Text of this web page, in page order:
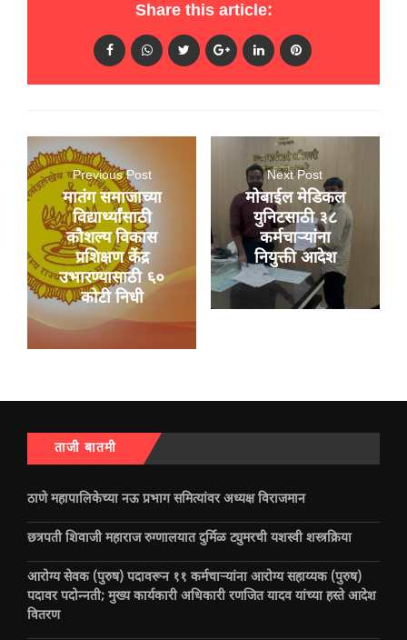
Share this article:
Previous Post
मातंग समाजाच्या
विद्यार्थ्यांसाठी
कौशल्य विकास
प्रशिक्षण केंद्र
उभारण्यासाठी ६०
कोटी निधी
Next Post
मोबाईल मेडिकल
युनिटसाठी ३८
कर्मचाऱ्यांना
नियुक्ती आदेश
ताजी बातमी
ठाणे महापालिकेच्या नऊ प्रभाग समित्यांवर अध्यक्ष विराजमान
छत्रपती शिवाजी महाराज रुग्णालयात दुर्मिळ ट्युमरची यशस्वी शस्त्रक्रिया
आरोग्य सेवक (पुरुष) पदावरून ११ कर्मचाऱ्यांना आरोग्य सहाय्यक (पुरुष)
पदावर पदोन्नती; मुख्य कार्यकारी अधिकारी रणजित यादव यांच्या हस्ते आदेश
वितरण